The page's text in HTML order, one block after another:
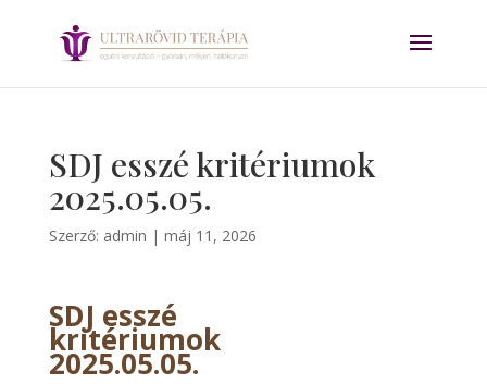
SDJ esszé kritériumok
2025.05.05.
Szerző: admin | máj 11, 2026
SDJ esszé
kritériumok
2025.05.05.